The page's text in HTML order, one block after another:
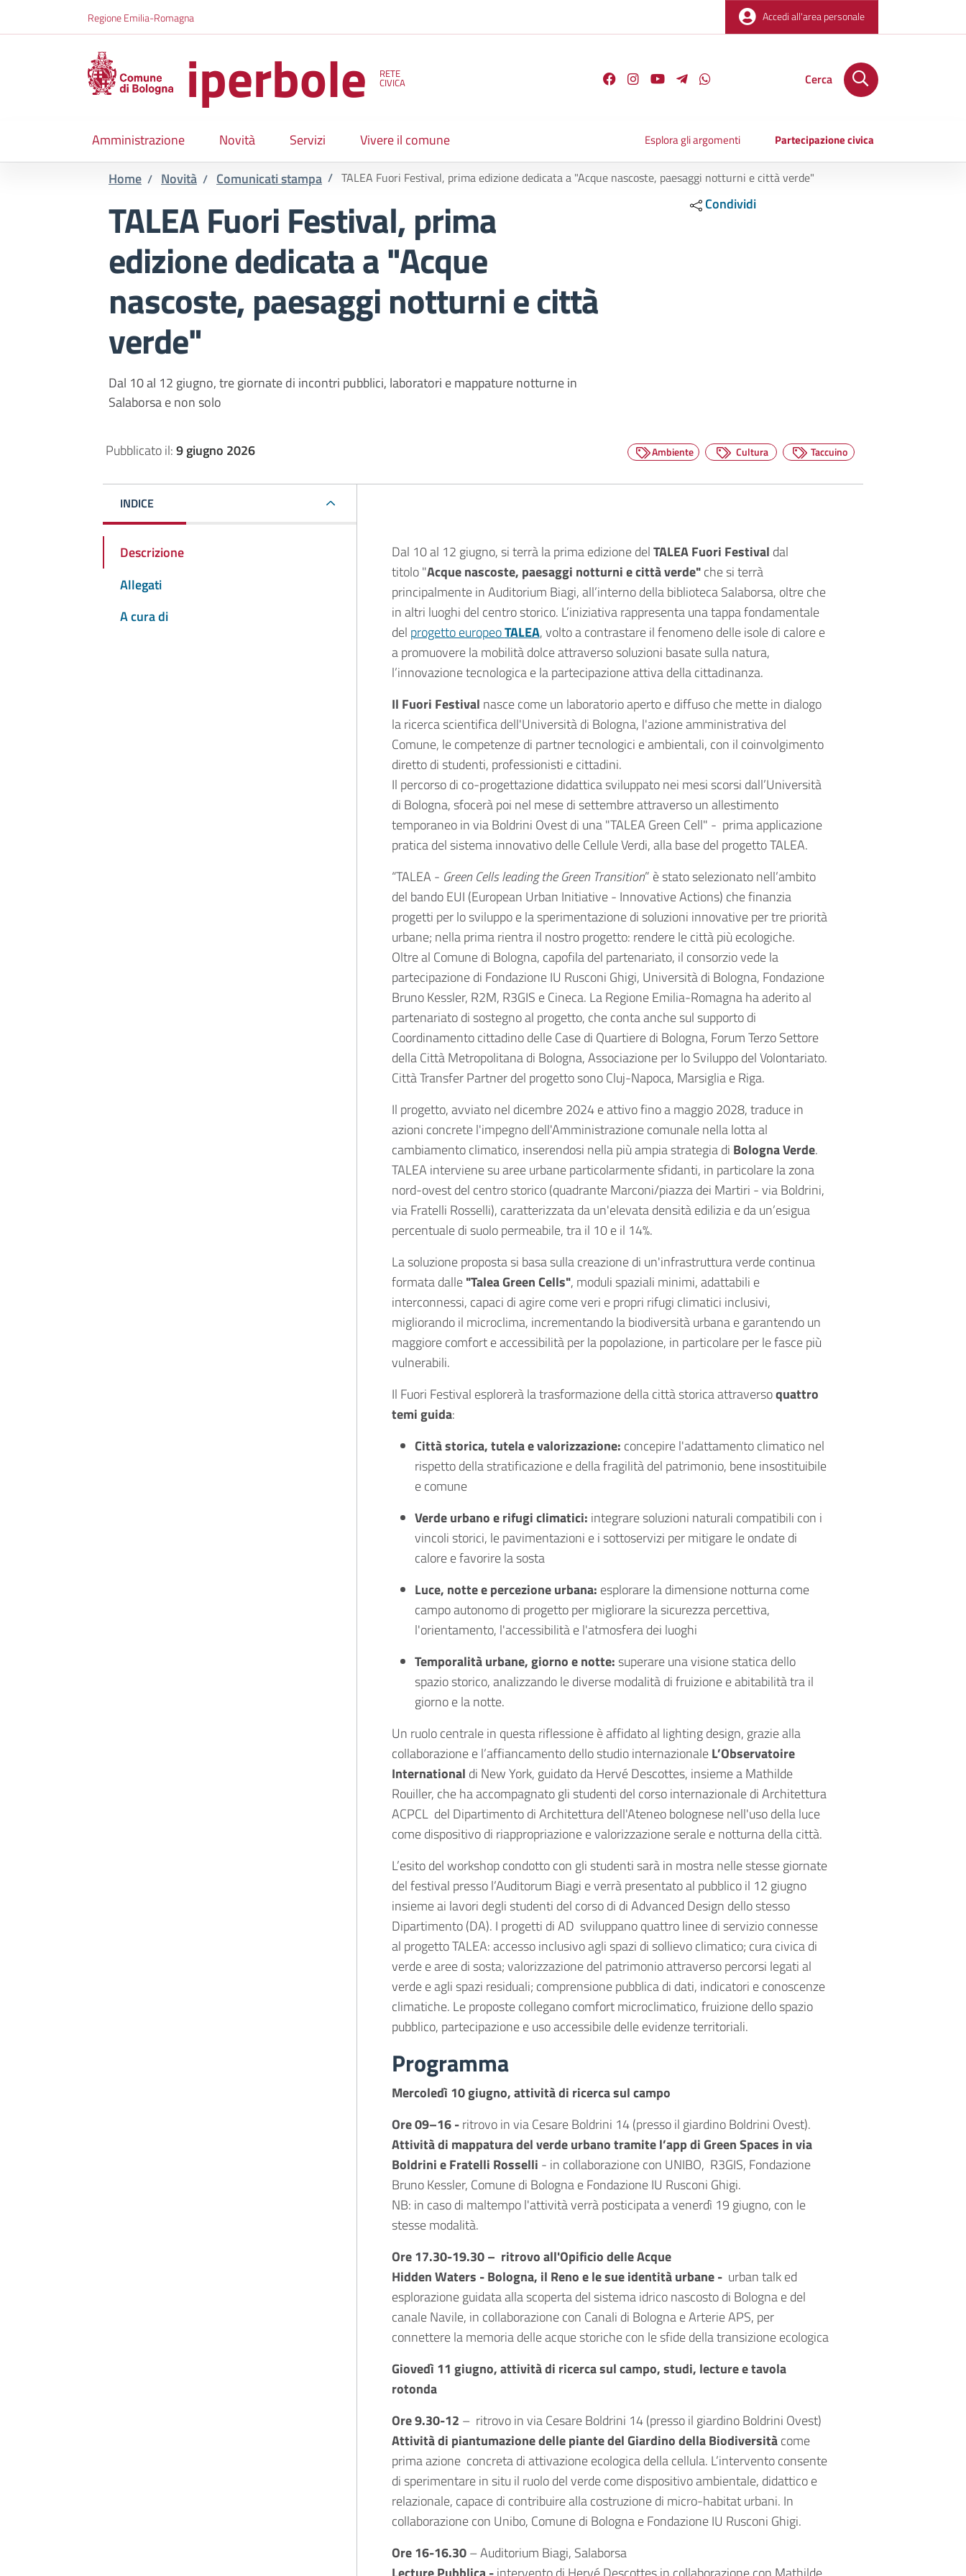
Regione Emilia-Romagna Accedi all'area personale
iperbole RETE
CIVICA Cerca
Amministrazione Novità Servizi Vivere il comune Esplora gli argomenti Partecipazione civica
Home / Novità / Comunicati stampa / TALEA Fuori Festival, prima edizione dedicata a "Acque nascoste, paesaggi notturni e città verde"
TALEA Fuori Festival, prima
edizione dedicata a "Acque
nascoste, paesaggi notturni e città
verde"
Dal 10 al 12 giugno, tre giornate di incontri pubblici, laboratori e mappature notturne in
Salaborsa e non solo
Condividi
Pubblicato il:9 giugno 2026 Ambiente Cultura Taccuino
INDICE
Descrizione
Allegati
A cura di
Descrizione
Dal 10 al 12 giugno, si terrà la prima edizione delTALEA Fuori Festival dal
titolo "Acque nascoste, paesaggi notturni e città verde"che si terrà
principalmente in Auditorium Biagi, all’interno della biblioteca Salaborsa, oltre che
in altri luoghi del centro storico. L’iniziativa rappresenta una tappa fondamentale
del progetto europeoTALEA, volto a contrastare il fenomeno delle isole di calore e
a promuovere la mobilità dolce attraverso soluzioni basate sulla natura,
l’innovazione tecnologica e la partecipazione attiva della cittadinanza.
Il Fuori Festival nasce come un laboratorio aperto e diffuso che mette in dialogo
la ricerca scientifica dell'Università di Bologna, l'azione amministrativa del
Comune, le competenze di partner tecnologici e ambientali, con il coinvolgimento
diretto di studenti, professionisti e cittadini.
Il percorso di co-progettazione didattica sviluppato nei mesi scorsi dall’Università
di Bologna, sfocerà poi nel mese di settembre attraverso un allestimento
temporaneo in via Boldrini Ovest di una "TALEA Green Cell" - prima applicazione
pratica del sistema innovativo delle Cellule Verdi, alla base del progetto TALEA.
“TALEA - Green Cells leading the Green Transition” è stato selezionato nell’ambito
del bando EUI (European Urban Initiative - Innovative Actions) che finanzia
progetti per lo sviluppo e la sperimentazione di soluzioni innovative per tre priorità
urbane; nella prima rientra il nostro progetto: rendere le città più ecologiche.
Oltre al Comune di Bologna, capofila del partenariato, il consorzio vede la
partecipazione di Fondazione IU Rusconi Ghigi, Università di Bologna, Fondazione
Bruno Kessler, R2M, R3GIS e Cineca. La Regione Emilia-Romagna ha aderito al
partenariato di sostegno al progetto, che conta anche sul supporto di
Coordinamento cittadino delle Case di Quartiere di Bologna, Forum Terzo Settore
della Città Metropolitana di Bologna, Associazione per lo Sviluppo del Volontariato.
Città Transfer Partner del progetto sono Cluj-Napoca, Marsiglia e Riga.
Il progetto, avviato nel dicembre 2024 e attivo fino a maggio 2028, traduce in
azioni concrete l'impegno dell'Amministrazione comunale nella lotta al
cambiamento climatico, inserendosi nella più ampia strategia di Bologna Verde.
TALEA interviene su aree urbane particolarmente sfidanti, in particolare la zona
nord-ovest del centro storico (quadrante Marconi/piazza dei Martiri - via Boldrini,
via Fratelli Rosselli), caratterizzata da un'elevata densità edilizia e da un’esigua
percentuale di suolo permeabile, tra il 10 e il 14%.
La soluzione proposta si basa sulla creazione di un'infrastruttura verde continua
formata dalle"Talea Green Cells", moduli spaziali minimi, adattabili e
interconnessi, capaci di agire come veri e propri rifugi climatici inclusivi,
migliorando il microclima, incrementando la biodiversità urbana e garantendo un
maggiore comfort e accessibilità per la popolazione, in particolare per le fasce più
vulnerabili.
Il Fuori Festival esplorerà la trasformazione della città storica attraversoquattro
temi guida:
Città storica, tutela e valorizzazione: concepire l'adattamento climatico nel
rispetto della stratificazione e della fragilità del patrimonio, bene insostituibile
e comune
Verde urbano e rifugi climatici: integrare soluzioni naturali compatibili con i
vincoli storici, le pavimentazioni e i sottoservizi per mitigare le ondate di
calore e favorire la sosta
Luce, notte e percezione urbana: esplorare la dimensione notturna come
campo autonomo di progetto per migliorare la sicurezza percettiva,
l'orientamento, l'accessibilità e l'atmosfera dei luoghi
Temporalità urbane, giorno e notte: superare una visione statica dello
spazio storico, analizzando le diverse modalità di fruizione e abitabilità tra il
giorno e la notte.
Un ruolo centrale in questa riflessione è affidato al lighting design, grazie alla
collaborazione e l’affiancamento dello studio internazionaleL’Observatoire
International di New York, guidato da Hervé Descottes, insieme a Mathilde
Rouiller, che ha accompagnato gli studenti del corso internazionale di Architettura
ACPCL del Dipartimento di Architettura dell'Ateneo bolognese nell'uso della luce
come dispositivo di riappropriazione e valorizzazione serale e notturna della città.
L’esito del workshop condotto con gli studenti sarà in mostra nelle stesse giornate
del festival presso l’Auditorum Biagi e verrà presentato al pubblico il 12 giugno
insieme ai lavori degli studenti del corso di di Advanced Design dello stesso
Dipartimento (DA). I progetti di AD sviluppano quattro linee di servizio connesse
al progetto TALEA: accesso inclusivo agli spazi di sollievo climatico; cura civica di
verde e aree di sosta; valorizzazione del patrimonio attraverso percorsi legati al
verde e agli spazi residuali; comprensione pubblica di dati, indicatori e conoscenze
climatiche. Le proposte collegano comfort microclimatico, fruizione dello spazio
pubblico, partecipazione e uso accessibile delle evidenze territoriali.
Programma
Mercoledì 10 giugno, attività di ricerca sul campo
Ore09–16 -ritrovo in via Cesare Boldrini 14 (presso il giardino Boldrini Ovest).
Attività di mappatura del verde urbano tramite l’app di Green Spaces in via
Boldrini e Fratelli Rosselli - in collaborazione con UNIBO, R3GIS, Fondazione
Bruno Kessler, Comune di Bologna e Fondazione IU Rusconi Ghigi.
NB: in caso di maltempo l'attività verrà posticipata a venerdì 19 giugno, con le
stesse modalità.
Ore 17.30-19.30 – ritrovo all'Opificio delle Acque
Hidden Waters - Bologna, il Reno e le sue identità urbane - urban talk ed
esplorazione guidata alla scoperta del sistema idrico nascosto di Bologna e del
canale Navile, in collaborazione con Canali di Bologna e Arterie APS, per
connettere la memoria delle acque storiche con le sfide della transizione ecologica
Giovedì 11 giugno, attività di ricerca sul campo, studi, lecture e tavola
rotonda
Ore 9.30-12 – ritrovo in via Cesare Boldrini 14 (presso il giardino Boldrini Ovest)
Attività di piantumazione delle piante del Giardino della Biodiversitàcome
prima azione concreta di attivazione ecologica della cellula. L’intervento consente
di sperimentare in situ il ruolo del verde come dispositivo ambientale, didattico e
relazionale, capace di contribuire alla costruzione di micro-habitat urbani. In
collaborazione con Unibo, Comune di Bologna e Fondazione IU Rusconi Ghigi.
Ore 16-16.30– Auditorium Biagi, Salaborsa